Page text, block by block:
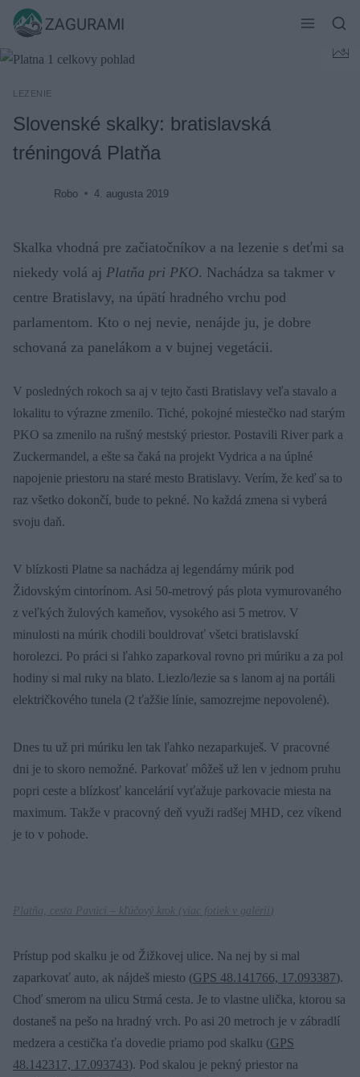
Skip
content
ZAGURAMI
LEZENIE
Slovenské skalky: bratislavská
tréningová Platňa
Robo 4. augusta 2019
Skalka vhodná pre začiatočníkov a na lezenie s deťmi sa
niekedy volá aj Platňa pri PKO. Nachádza sa takmer v
centre Bratislavy, na úpätí hradného vrchu pod
parlamentom. Kto o nej nevie, nenájde ju, je dobre
schovaná za panelákom a v bujnej vegetácii.
V posledných rokoch sa aj v tejto časti Bratislavy veľa stavalo a
lokalitu to výrazne zmenilo. Tiché, pokojné miestečko nad starým
PKO sa zmenilo na rušný mestský priestor. Postavili River park a
Zuckermandel, a ešte sa čaká na projekt Vydrica a na úplné
napojenie priestoru na staré mesto Bratislavy. Verím, že keď sa to
raz všetko dokončí, bude to pekné. No každá zmena si vyberá
svoju daň.
V blízkosti Platne sa nachádza aj legendárny múrik pod
Židovským cintorínom. Asi 50-metrový pás plota vymurovaného
z veľkých žulových kameňov, vysokého asi 5 metrov. V
minulosti na múrik chodili bouldrovať všetci bratislavskí
horolezci. Po práci si ľahko zaparkoval rovno pri múriku a za pol
hodiny si mal ruky na blato. Liezlo/lezie sa s lanom aj na portáli
električkového tunela (2 ťažšie línie, samozrejme nepovolené).
Dnes tu už pri múriku len tak ľahko nezaparkuješ. V pracovné
dni je to skoro nemožné. Parkovať môžeš už len v jednom pruhu
popri ceste a blízkosť kancelárií vyťažuje parkovacie miesta na
maximum. Takže v pracovný deň využi radšej MHD, cez víkend
je to v pohode.
Platňa, cesta Pavúci – kľúčový krok ( viac fotiek v galérii )
Prístup pod skalku je od Žižkovej ulice. Na nej by si mal
zaparkovať auto, ak nájdeš miesto (GPS 48.141766, 17.093387).
Choď smerom na ulicu Strmá cesta. Je to vlastne ulička, ktorou sa
dostaneš na pešo na hradný vrch. Po asi 20 metroch je v zábradlí
medzera a cestička ťa dovedie priamo pod skalku (GPS
48.142317, 17.093743). Pod skalou je pekný priestor na